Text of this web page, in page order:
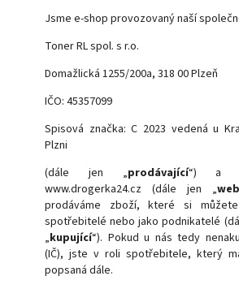
Jsme e-shop provozovaný naší
Toner RL spol. s r.o.
Domažlická 1255/200a, 318 00 Plzeň
IČO: 45357099
Spisová značka: C 2023 vedená u
Plzni
(dále jen „prodávající“) a
www.drogerka24.cz (dále jen „
prodáváme zboží, které si
spotřebitelé nebo jako podnikatelé
„kupující“). Pokud u nás tedy
(IČ), jste v roli spotřebitele, který
popsaná dále.